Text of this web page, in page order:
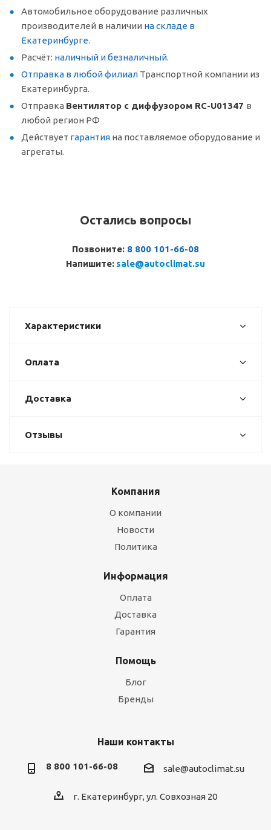
Автомобильное оборудование различных
производителей в наличии на складе в
Екатеринбурге.
Расчёт: наличный и безналичный.
Отправка в любой филиал Транспортной компании из
Екатеринбурга.
Отправка Вентилятор с диффузором RC-U01347 в
любой регион РФ
Действует гарантия на поставляемое оборудование и
агрегаты.
Остались вопросы
Позвоните: 8 800 101-66-08
Напишите: sale@autoclimat.su
Характеристики
Оплата
Доставка
Отзывы
Компания
О компании
Новости
Политика
Информация
Оплата
Доставка
Гарантия
Помощь
Блог
Бренды
Наши контакты
8 800 101-66-08 sale@autoclimat.su
г. Екатеринбург, ул. Совхозная 20